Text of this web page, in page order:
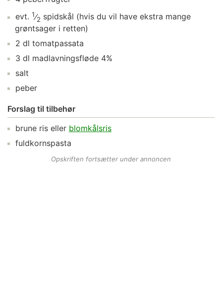
evt. 1⁄2 spidskål (hvis du vil have ekstra mange
grøntsager i retten)
2 dl tomatpassata
3 dl madlavningsfløde 4%
salt
peber
Forslag til tilbehør
brune ris eller blomkålsris
fuldkornspasta
Opskriften fortsætter under annoncen